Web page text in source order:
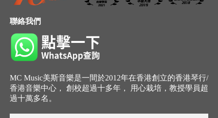
聯絡我們
MC Music美斯音樂是一間於2012年在香港創立的香港琴行/
香港音樂中心， 創校超過十多年， 用心栽培，教授學員超
過十萬多名。